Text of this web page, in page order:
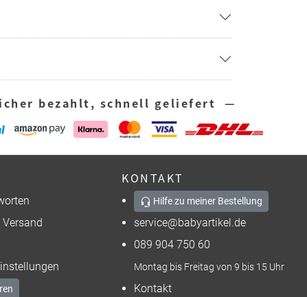
bezahlt, schnell geliefert —
KONTAKT
Hilfe zu meiner Bestellung
service@babyartikel.de
089 904 750 60
Montag bis Freitag von 9 bis 15 Uhr
Kontakt